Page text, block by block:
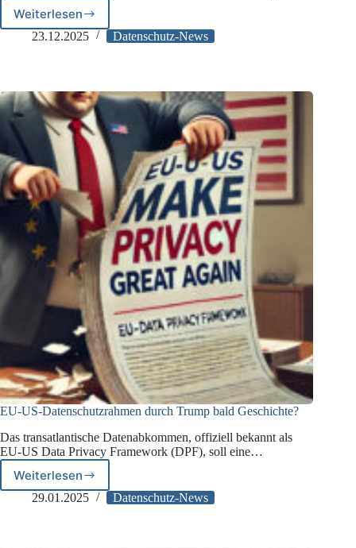
Weiterlesen
Kroatien:
4,5
für
Telekommunikationsanbieter
23.12.2025 Datenschutz-News
EU-US-Datenschutzrahmen durch Trump bald Geschichte?
Das transatlantische Datenabkommen, offiziell bekannt als
EU-US Data Privacy Framework (DPF), soll eine…
Weiterlesen
EU-
US-
29.01.2025 Datenschutz-News